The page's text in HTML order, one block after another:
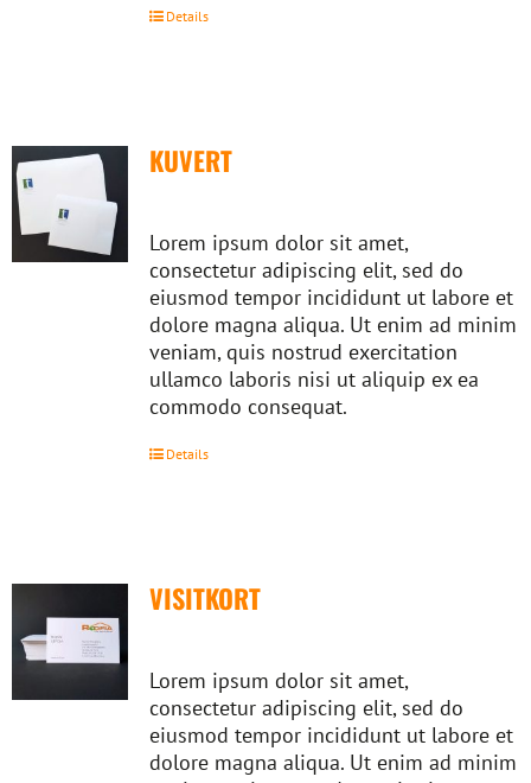
Details
KUVERT
Lorem ipsum dolor sit amet,
consectetur adipiscing elit, sed do
eiusmod tempor incididunt ut labore et
dolore magna aliqua. Ut enim ad minim
veniam, quis nostrud exercitation
ullamco laboris nisi ut aliquip ex ea
commodo consequat.
Details
VISITKORT
Lorem ipsum dolor sit amet,
consectetur adipiscing elit, sed do
eiusmod tempor incididunt ut labore et
dolore magna aliqua. Ut enim ad minim